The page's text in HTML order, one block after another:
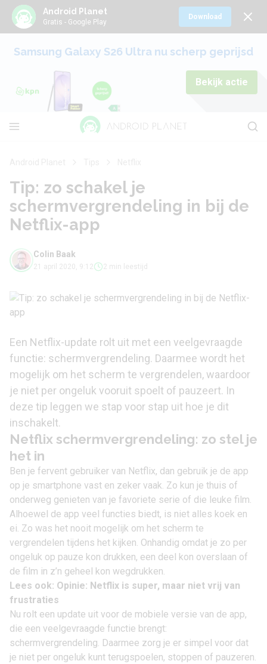
Android Planet
Gratis - Google Play
Download
Samsung Galaxy S26 Ultra nu scherp geprijsd
Bekijk actie
Tip: zo schakel je
schermvergrendeling in bij de
Netflix-app
Colin Baak
21 april 2020, 9:12 2 min leestijd
Een Netflix-update rolt uit met een veelgevraagde
functie: schermvergrendeling. Daarmee wordt het
mogelijk om het scherm te vergrendelen, waardoor
je niet per ongeluk vooruit spoelt of pauzeert. In
deze tip leggen we stap voor stap uit hoe je dit
inschakelt.
Netflix schermvergrendeling: zo stel je
het in
Ben je fervent gebruiker van Netflix, dan gebruik je de app
op je smartphone vast en zeker vaak. Zo kun je thuis of
onderweg genieten van je favoriete serie of die leuke film.
Alhoewel de app veel functies biedt, is niet alles koek en
ei. Zo was het nooit mogelijk om het scherm te
vergrendelen tijdens het kijken. Onhandig omdat je zo per
ongeluk op pauze kon drukken, een deel kon overslaan of
de film in z’n geheel kon wegdrukken.
Lees ook: Opinie: Netflix is super, maar niet vrij van
frustraties
Nu rolt een update uit voor de mobiele versie van de app,
die een veelgevraagde functie brengt:
schermvergrendeling. Daarmee zorg je er simpel voor dat
je niet per ongeluk kunt terugspoelen, stoppen of pauzeren.